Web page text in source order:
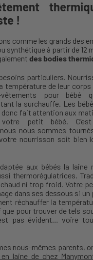
!
comme les grands des
synthétique à partir de 12
des bodies
particuliers.
température de leur
pour bébé
la surchauffe. Les
donc fait attention aux
votre petit bébé.
nous sommes
nourrisson soit bien
aux bébés la laine
thermorégulatrices.
ni trop froid. Votre
dans ses dessous si
réchauffer la
que pour trouver de tels
pas évident… voire
nous-mêmes parents,
laine de chez